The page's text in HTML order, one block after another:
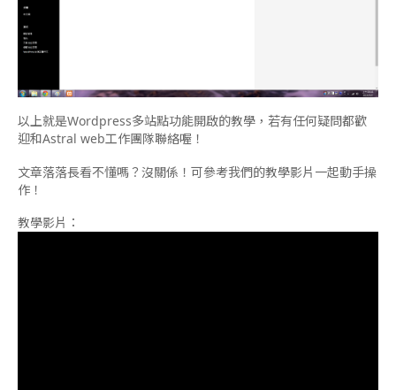
以上就是Wordpress多站點功能開啟的教學，若有任何疑問都歡
迎和Astral web工作團隊聯絡喔！
文章落落長看不懂嗎？沒關係！可參考我們的教學影片一起動手操
作！
教學影片：